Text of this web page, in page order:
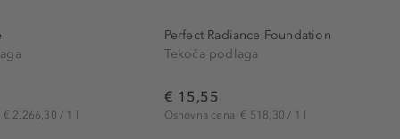
€ 2.266,30 / 1 l
Perfect Radiance Foundation
Tekoča podlaga
€ 15,55
Osnovna cena € 518,30 / 1 l